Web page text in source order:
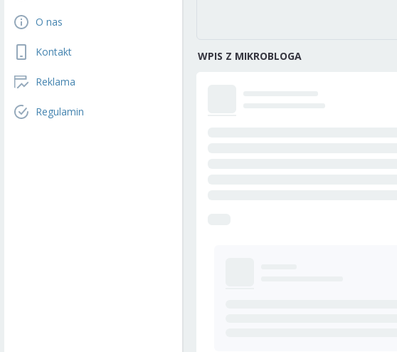
O nas
Kontakt
Reklama
Regulamin
WPIS Z MIKROBLOGA